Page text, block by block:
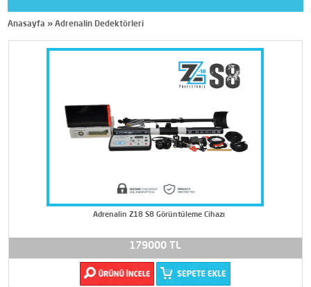
Anasayfa »Adrenalin Dedektörleri
Adrenalin Z18 S8 Görüntüleme Cihazı
179000 TL